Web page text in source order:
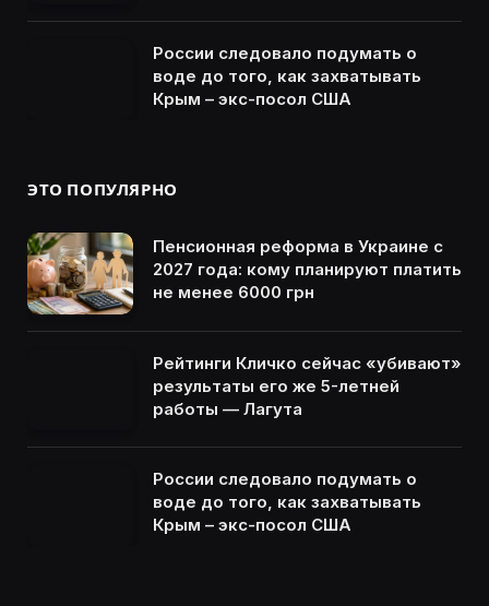
России следовало подумать о
воде до того, как захватывать
Крым – экс-посол США
ЭТО ПОПУЛЯРНО
Пенсионная реформа в Украине с
2027 года: кому планируют платить
не менее 6000 грн
Рейтинги Кличко сейчас «убивают»
результаты его же 5-летней
работы — Лагута
России следовало подумать о
воде до того, как захватывать
Крым – экс-посол США